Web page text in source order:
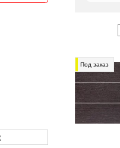
Под заказ